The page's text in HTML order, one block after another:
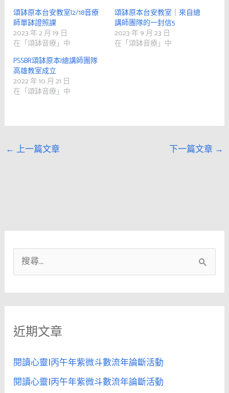
頌缽原本台安教室|2/18音療
師單缽證照課
2023 年 2 月 19 日
在「頌缽音療」中
頌缽原本台安教室｜來自總
講師團隊的一封信5
2023 年 9 月 23 日
在「頌缽音療」中
PSSBR頌缽原本|總講師團隊
高雄教室成立
2022 年 10 月 21 日
在「頌缽音療」中
← 上一篇文章 下一篇文章 →
尋
關
字
近期文章
閱讀心靈|丙午年紫微斗數流年論斷活動
閱讀心靈|丙午年紫微斗數流年論斷活動